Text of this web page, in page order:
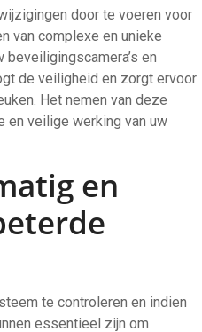
door te voeren voor
van complexe en unieke
en
de veiligheid en zorgt ervoor
Het nemen van deze
en veilige werking van uw
en
te controleren en indien
essentieel zijn om